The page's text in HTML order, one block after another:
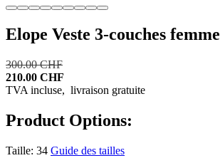
Elope Veste 3-couches femme
300.00 CHF
210.00 CHF
TVA incluse, livraison gratuite
Product Options:
Taille: 34 Guide des tailles